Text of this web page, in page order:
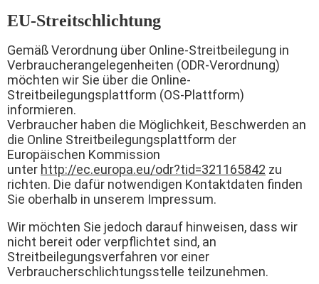
EU-Streitschlichtung
Gemäß Verordnung über Online-Streitbeilegung in
Verbraucherangelegenheiten (ODR-Verordnung)
möchten wir Sie über die Online-
Streitbeilegungsplattform (OS-Plattform)
informieren.
Verbraucher haben die Möglichkeit, Beschwerden an
die Online Streitbeilegungsplattform der
Europäischen Kommission
unter http://ec.europa.eu/odr?tid=321165842 zu
richten. Die dafür notwendigen Kontaktdaten finden
Sie oberhalb in unserem Impressum.
Wir möchten Sie jedoch darauf hinweisen, dass wir
nicht bereit oder verpflichtet sind, an
Streitbeilegungsverfahren vor einer
Verbraucherschlichtungsstelle teilzunehmen.